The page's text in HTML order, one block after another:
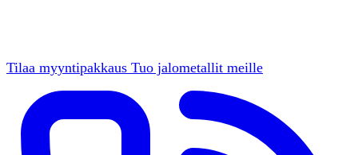
Tilaa myyntipakkaus Tuo jalometallit meille